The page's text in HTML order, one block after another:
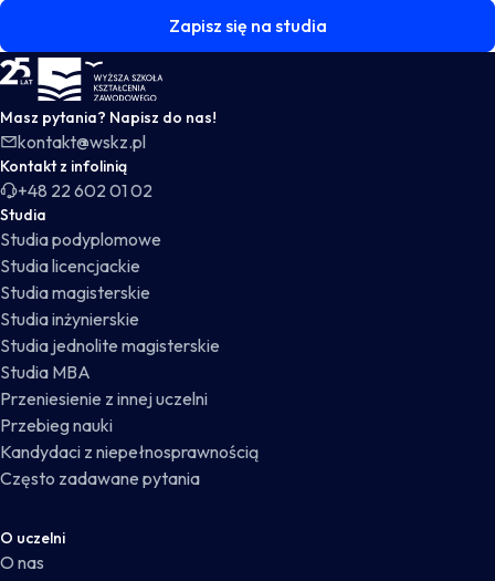
Zapisz się na studia
WSKZ - strona główna
Masz pytania? Napisz do nas!
kontakt@wskz.pl
Kontakt z infolinią
+48 22 602 01 02
Studia
Studia podyplomowe
Studia licencjackie
Studia magisterskie
Studia inżynierskie
Studia jednolite magisterskie
Studia MBA
Przeniesienie z innej uczelni
Przebieg nauki
Kandydaci z niepełnosprawnością
Często zadawane pytania
O uczelni
O nas